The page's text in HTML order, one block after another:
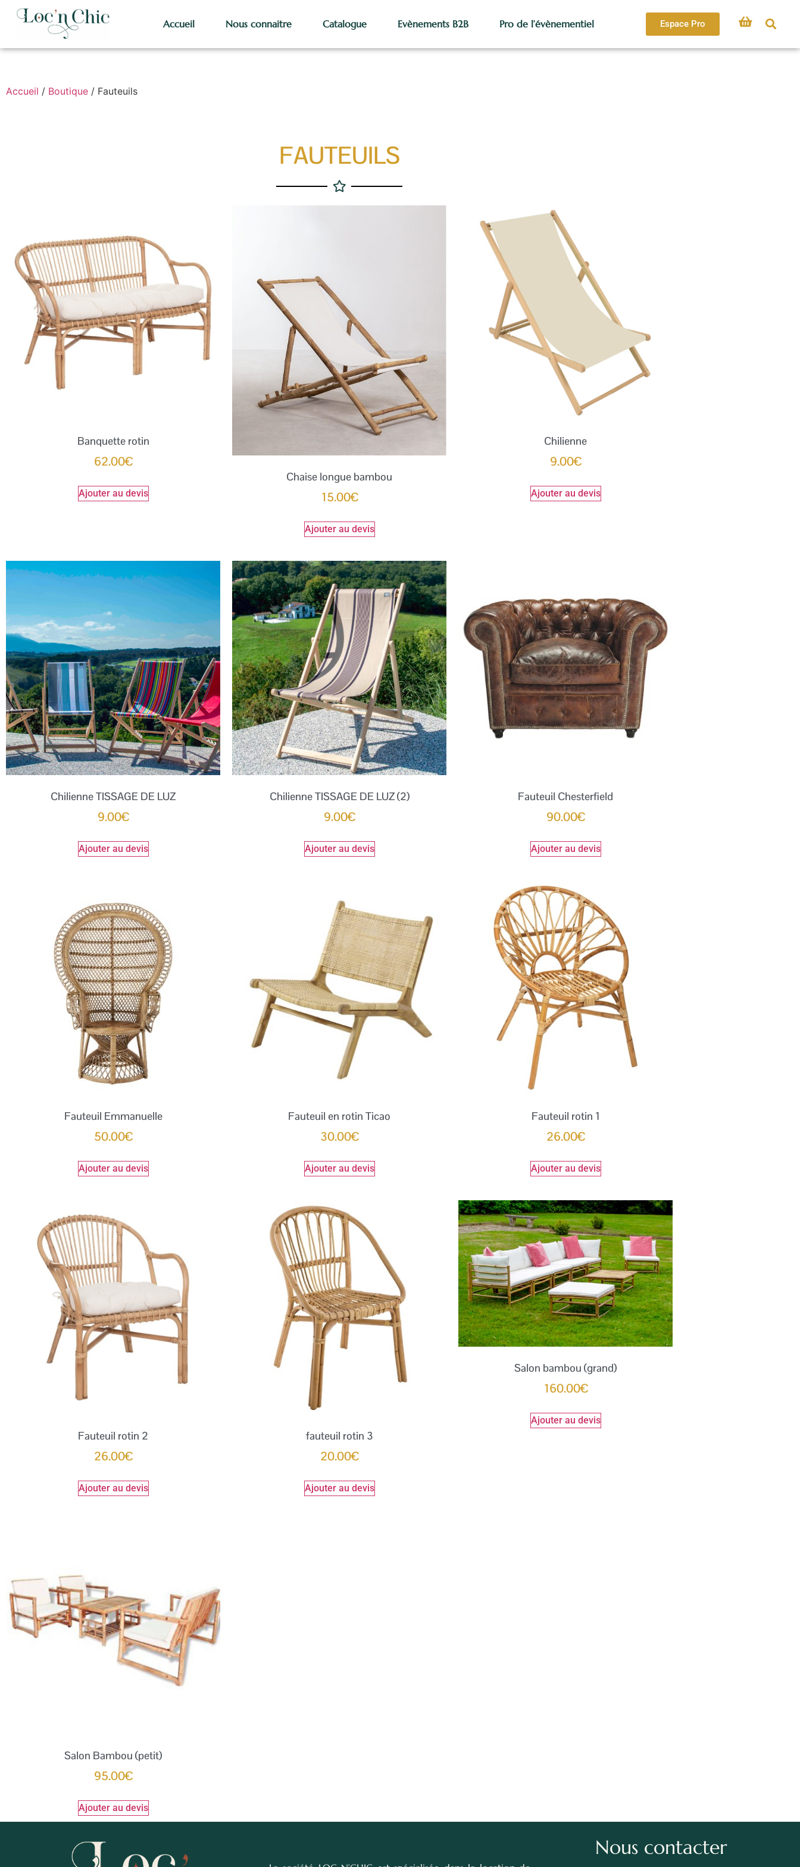
Accueil Nous connaitre Catalogue Evènements B2B Pro de l’évènementiel Espace Pro
Accueil / Boutique / Fauteuils
FAUTEUILS
Banquette rotin
62.00€
Ajouter au devis
Chaise longue bambou
15.00€
Ajouter au devis
Chilienne
9.00€
Ajouter au devis
Chilienne TISSAGE DE LUZ
9.00€
Ajouter au devis
Chilienne TISSAGE DE LUZ (2)
9.00€
Ajouter au devis
Fauteuil Chesterfield
90.00€
Ajouter au devis
Fauteuil Emmanuelle
50.00€
Ajouter au devis
Fauteuil en rotin Ticao
30.00€
Ajouter au devis
Fauteuil rotin 1
26.00€
Ajouter au devis
Fauteuil rotin 2
26.00€
Ajouter au devis
fauteuil rotin 3
20.00€
Ajouter au devis
Salon bambou (grand)
160.00€
Ajouter au devis
Salon Bambou (petit)
95.00€
Ajouter au devis
Nous contacter